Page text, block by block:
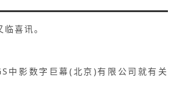
喜讯。
中影数字巨幕(北京)有限公司就有关